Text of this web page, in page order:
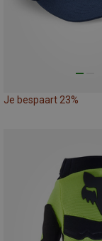
Je bespaart 23%